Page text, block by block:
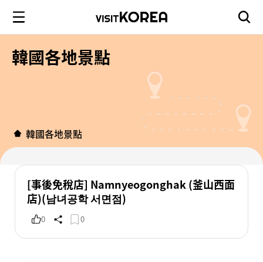
韓國各地景點
韓國各地景點
[事後免稅店] Namnyeogonghak (釜山西面
店)(남녀공학 서면점)
0 0